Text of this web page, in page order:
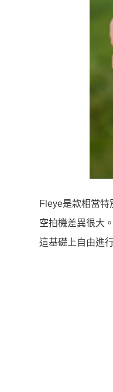
Fleye是款相當
空拍機差異很大
這基礎上自由進